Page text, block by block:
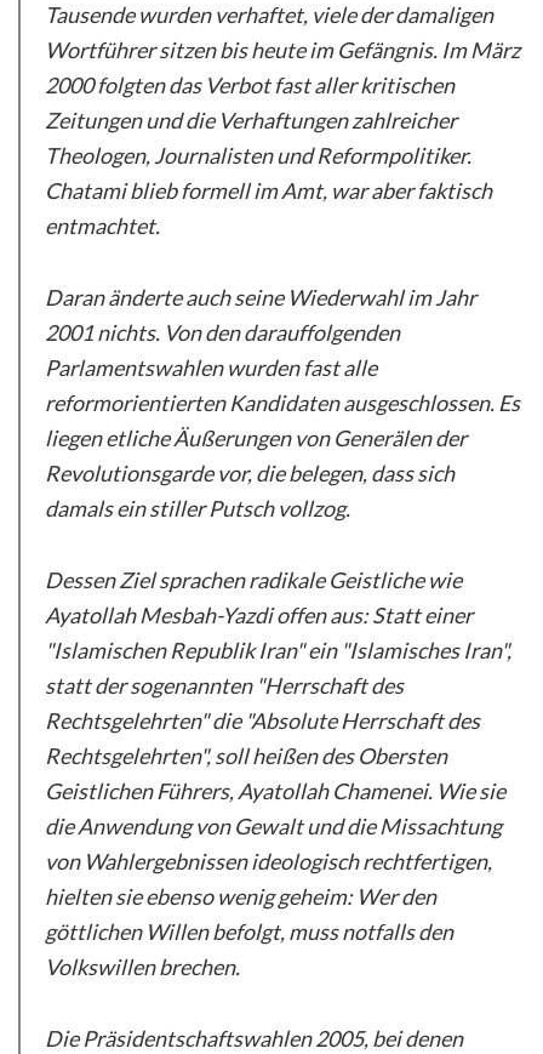
Tausende wurden verhaftet, viele der damaligen
Wortführer sitzen bis heute im Gefängnis. Im März
2000 folgten das Verbot fast aller kritischen
Zeitungen und die Verhaftungen zahlreicher
Theologen, Journalisten und Reformpolitiker.
Chatami blieb formell im Amt, war aber faktisch
entmachtet.
Daran änderte auch seine Wiederwahl im Jahr
2001 nichts. Von den darauffolgenden
Parlamentswahlen wurden fast alle
reformorientierten Kandidaten ausgeschlossen. Es
liegen etliche Äußerungen von Generälen der
Revolutionsgarde vor, die belegen, dass sich
damals ein stiller Putsch vollzog.
Dessen Ziel sprachen radikale Geistliche wie
Ayatollah Mesbah-Yazdi offen aus: Statt einer
"Islamischen Republik Iran" ein "Islamisches Iran",
statt der sogenannten "Herrschaft des
Rechtsgelehrten" die "Absolute Herrschaft des
Rechtsgelehrten", soll heißen des Obersten
Geistlichen Führers, Ayatollah Chamenei. Wie sie
die Anwendung von Gewalt und die Missachtung
von Wahlergebnissen ideologisch rechtfertigen,
hielten sie ebenso wenig geheim: Wer den
göttlichen Willen befolgt, muss notfalls den
Volkswillen brechen.
Die Präsidentschaftswahlen 2005, bei denen